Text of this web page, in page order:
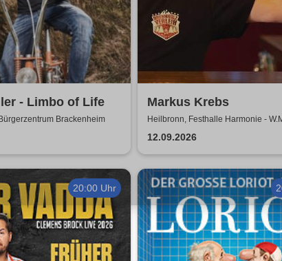
- Limbo of Life
Brackenheim
Markus Krebs
Heilbronn, Festhalle Harmonie -
12.09.2026
20:00 Uhr